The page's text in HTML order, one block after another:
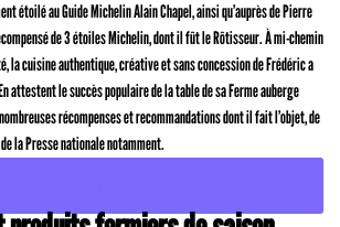
étoilé au Guide Michelin Alain Chapel, ainsi qu’auprès de Pierre
de 3 étoiles Michelin, dont il fût le Rôtisseur. À mi-chemin
cuisine authentique, créative et sans concession de Frédéric a
attestent le succès populaire de la table de sa Ferme auberge
récompenses et recommandations dont il fait l’objet, de
la Presse nationale notamment.